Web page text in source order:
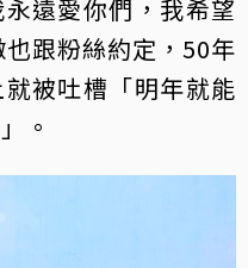
遠愛你們，我希望
跟粉絲約定，50年
被吐槽「明年就能
。